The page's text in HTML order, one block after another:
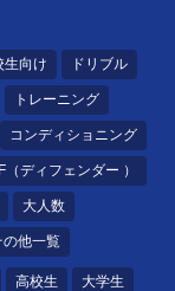
生向け ドリブル
トレーニング
コンディショニング
（ディフェンダー ）
大人数
の他一覧
高校生 大学生